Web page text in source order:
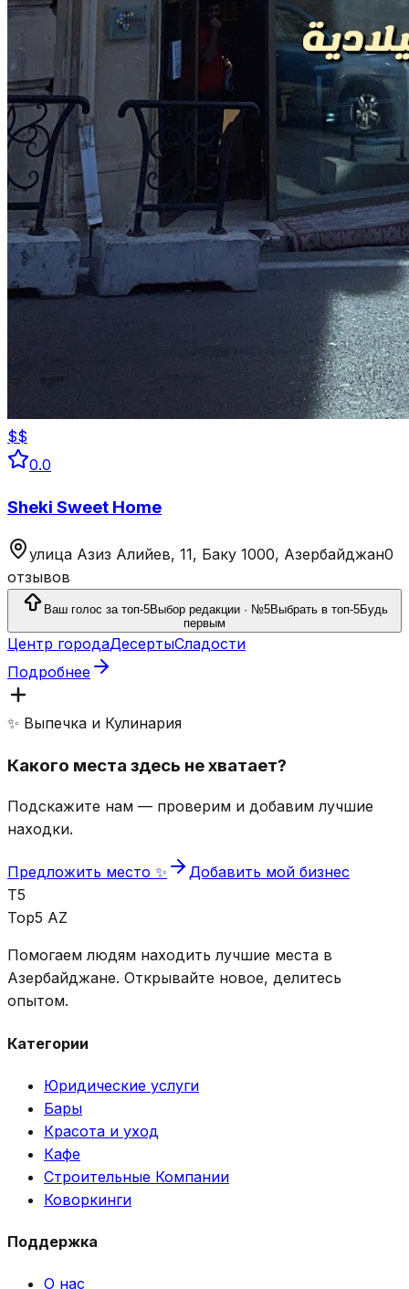
$$
0.0
Sheki Sweet Home
улица Азиз Алийев, 11, Баку 1000, Азербайджан0
отзывов
Ваш голос за топ-5Выбор редакции · №5Выбрать в топ-5Будь
первым
Центр городаДесертыСладости
Подробнее
✨ Выпечка и Кулинария
Какого места здесь не хватает?
Подскажите нам — проверим и добавим лучшие
находки.
Предложить место ✨
Добавить мой бизнес
T5
Top5 AZ
Помогаем людям находить лучшие места в
Азербайджане. Открывайте новое, делитесь
опытом.
Категории
Юридические услуги
Бары
Красота и уход
Кафе
Строительные Компании
Коворкинги
Поддержка
О нас